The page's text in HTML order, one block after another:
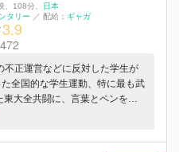
108分
日本
タリー ／ 配給： ギャガ
3.9
不正運営などに反対した学生が
全国的な学生運動、特に最も武
大全共闘に、言葉とペンを武
三島由紀夫は単身で乗り込んだ
像にリストアし、当時の関係者